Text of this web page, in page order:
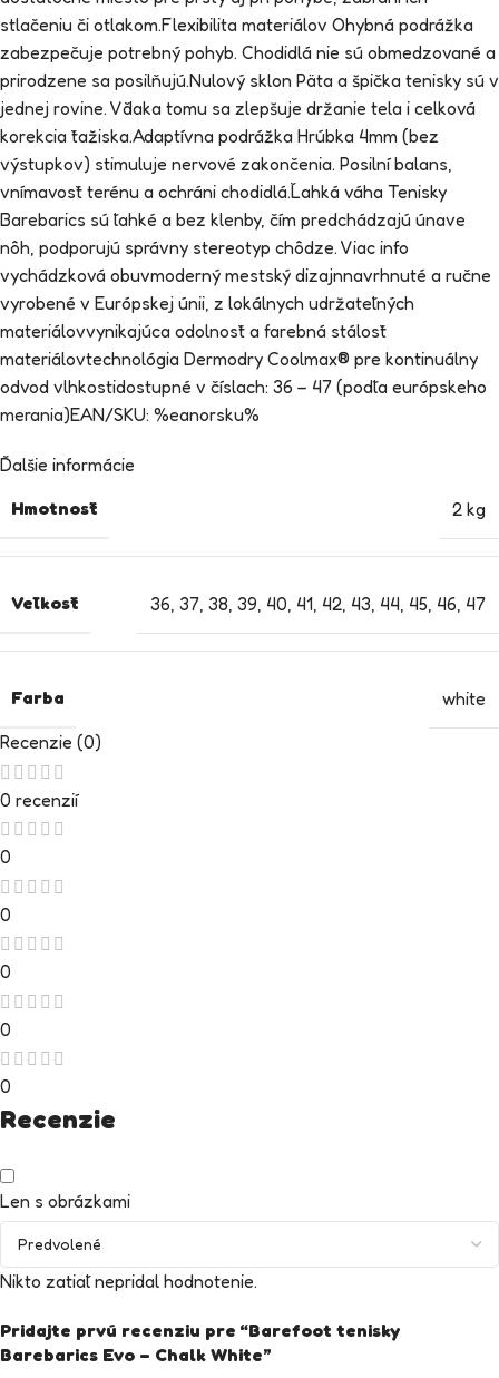
stlačeniu či otlakom.Flexibilita materiálov Ohybná podrážka
zabezpečuje potrebný pohyb. Chodidlá nie sú obmedzované a
prirodzene sa posilňujú.Nulový sklon Päta a špička tenisky sú v
jednej rovine. Vďaka tomu sa zlepšuje držanie tela i celková
korekcia ťažiska.Adaptívna podrážka Hrúbka 4mm (bez
výstupkov) stimuluje nervové zakončenia. Posilní balans,
vnímavosť terénu a ochráni chodidlá.Ľahká váha Tenisky
Barebarics sú ľahké a bez klenby, čím predchádzajú únave
nôh, podporujú správny stereotyp chôdze. Viac info
vychádzková obuvmoderný mestský dizajnnavrhnuté a ručne
vyrobené v Európskej únii, z lokálnych udržateľných
materiálovvynikajúca odolnosť a farebná stálosť
materiálovtechnológia Dermodry Coolmax® pre kontinuálny
odvod vlhkostidostupné v číslach: 36 – 47 (podľa európskeho
merania)EAN/SKU: %eanorsku%
Ďalšie informácie
Hmotnosť
2 kg
Veľkosť 36 37 38 39 40 41 42 43 44 45 46 47
Farba
white
Recenzie (0)
0 recenzií
0
0
0
0
0
Recenzie
Len s obrázkami
Nikto zatiaľ nepridal hodnotenie.
Pridajte prvú recenziu pre “Barefoot tenisky
Barebarics Evo – Chalk White”